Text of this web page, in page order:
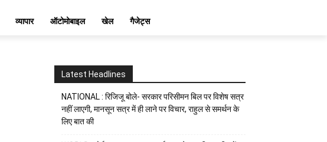
व्यापार ऑटोमोबाइल खेल गैजेट्स
Latest Headlines
NATIONAL : रिजिजू बोले- सरकार परिसीमन बिल पर विशेष सत्र
नहीं लाएगी, मानसून सत्र में ही लाने पर विचार, राहुल से समर्थन के
लिए बात की